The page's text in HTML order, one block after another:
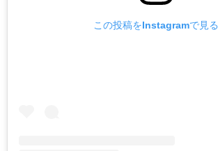
この投稿をInstagramで見る